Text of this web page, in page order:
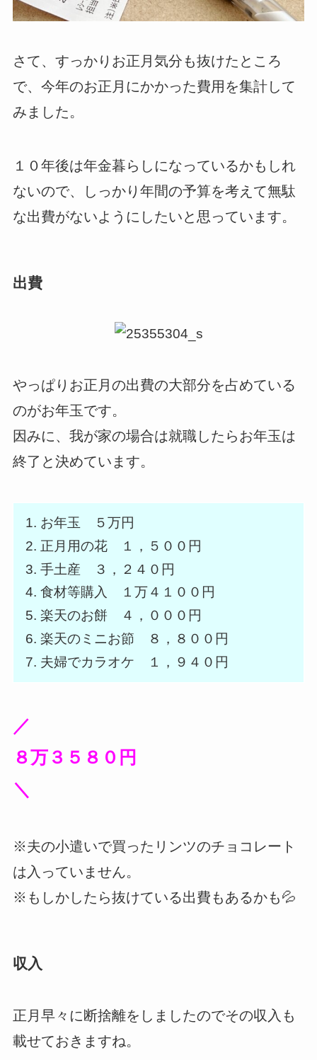
さて、すっかりお正月気分も抜けたところ
で、今年のお正月にかかった費用を集計して
みました。
１０年後は年金暮らしになっているかもしれ
ないので、しっかり年間の予算を考えて無駄
な出費がないようにしたいと思っています。
出費
やっぱりお正月の出費の大部分を占めている
のがお年玉です。
因みに、我が家の場合は就職したらお年玉は
終了と決めています。
お年玉 ５万円
正月用の花 １，５００円
手土産 ３，２４０円
食材等購入 １万４１００円
楽天のお餅 ４，０００円
楽天のミニお節 ８，８００円
夫婦でカラオケ １，９４０円
／
８万３５８０円
＼
※夫の小遣いで買ったリンツのチョコレート
は入っていません。
※もしかしたら抜けている出費もあるかも💦
収入
正月早々に断捨離をしましたのでその収入も
載せておきますね。